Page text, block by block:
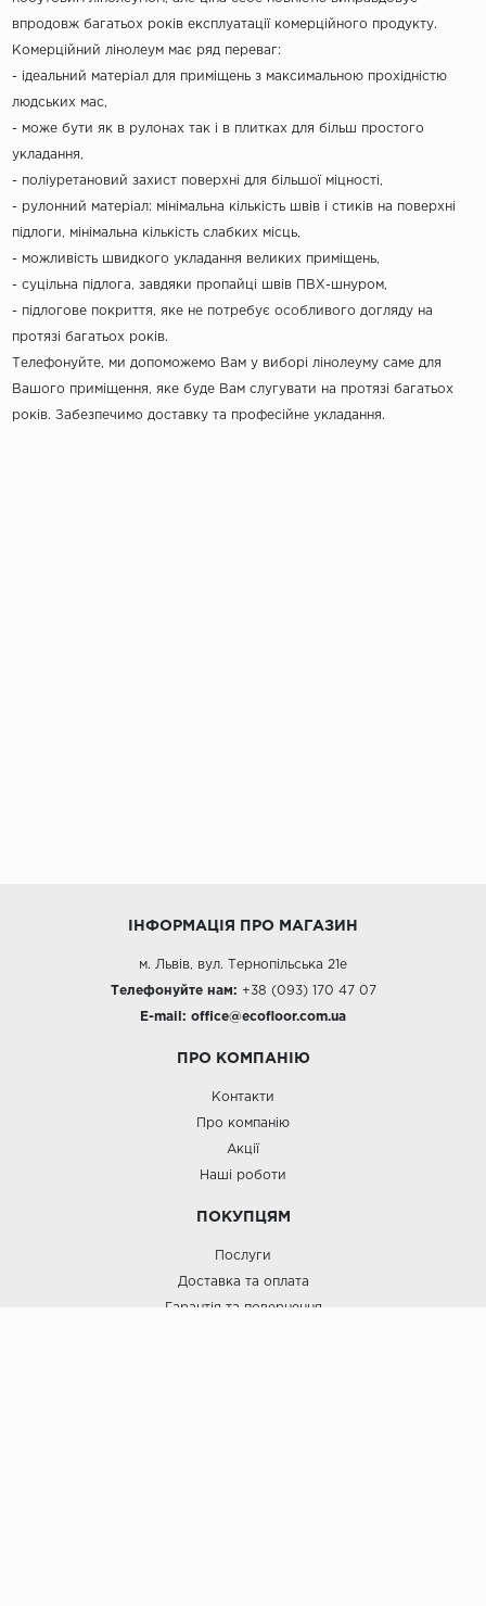
впродовж багатьох років експлуатації комерційного продукту.
Комерційний лінолеум має ряд переваг:
- ідеальний матеріал для приміщень з максимальною прохідністю
людських мас,
- може бути як в рулонах так і в плитках для більш простого
укладання,
- поліуретановий захист поверхні для більшої міцності,
- рулонний матеріал: мінімальна кількість швів і стиків на поверхні
підлоги, мінімальна кількість слабких місць,
- можливість швидкого укладання великих приміщень,
- суцільна підлога, завдяки пропайці швів ПВХ-шнуром,
- підлогове покриття, яке не потребує особливого догляду на
протязі багатьох років.
Телефонуйте, ми допоможемо Вам у виборі лінолеуму саме для
Вашого приміщення, яке буде Вам слугувати на протязі багатьох
років. Забезпечимо доставку та професійне укладання.
ІНФОРМАЦІЯ ПРО МАГАЗИН
м. Львів, вул. Тернопільська 21е
Телефонуйте нам: +38 (093) 170 47 07
E-mail: office@ecofloor.com.ua
ПРО КОМПАНІЮ
Контакти
Про компанію
Акції
Наші роботи
ПОКУПЦЯМ
Послуги
Доставка та оплата
Гарантія та повернення